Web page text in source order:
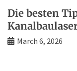
Die besten
March 6, 2026